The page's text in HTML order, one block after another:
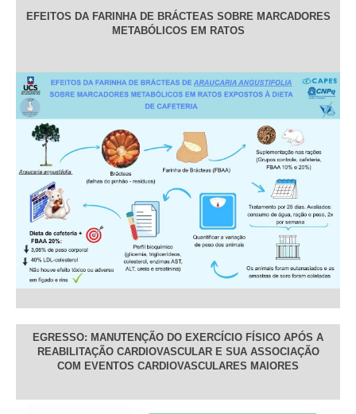
EFEITOS DA FARINHA DE BRÁCTEAS SOBRE MARCADORES
METABÓLICOS EM RATOS
EGRESSO: MANUTENÇÃO DO EXERCÍCIO FÍSICO APÓS A
REABILITAÇÃO CARDIOVASCULAR E SUA ASSOCIAÇÃO
COM EVENTOS CARDIOVASCULARES MAIORES